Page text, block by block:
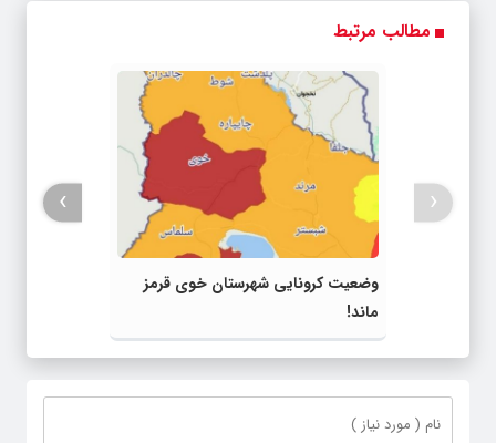
مطالب مرتبط
وضعیت کرونایی شهرستان خوی قرمز
ماند!
‹
›